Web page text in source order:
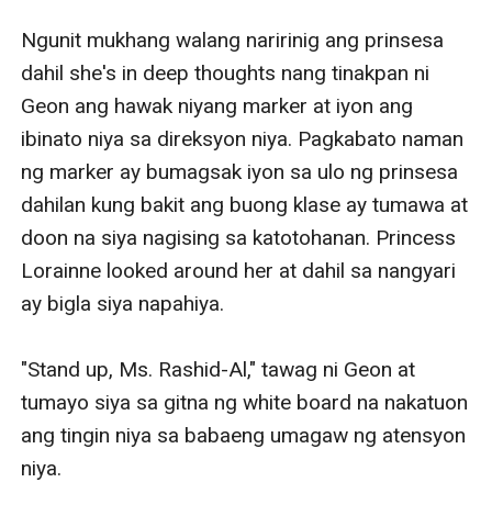
Ngunit mukhang walang naririnig ang prinsesa
dahil she's in deep thoughts nang tinakpan ni
Geon ang hawak niyang marker at iyon ang
ibinato niya sa direksyon niya. Pagkabato naman
ng marker ay bumagsak iyon sa ulo ng prinsesa
dahilan kung bakit ang buong klase ay tumawa at
doon na siya nagising sa katotohanan. Princess
Lorainne looked around her at dahil sa nangyari
ay bigla siya napahiya.
"Stand up, Ms. Rashid-Al," tawag ni Geon at
tumayo siya sa gitna ng white board na nakatuon
ang tingin niya sa babaeng umagaw ng atensyon
niya.